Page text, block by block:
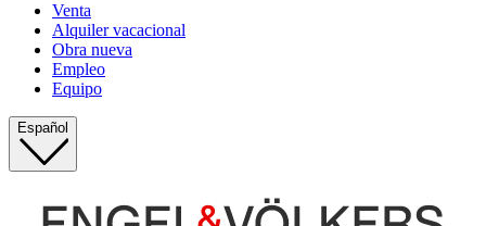
Venta
Alquiler vacacional
Obra nueva
Empleo
Equipo
Español